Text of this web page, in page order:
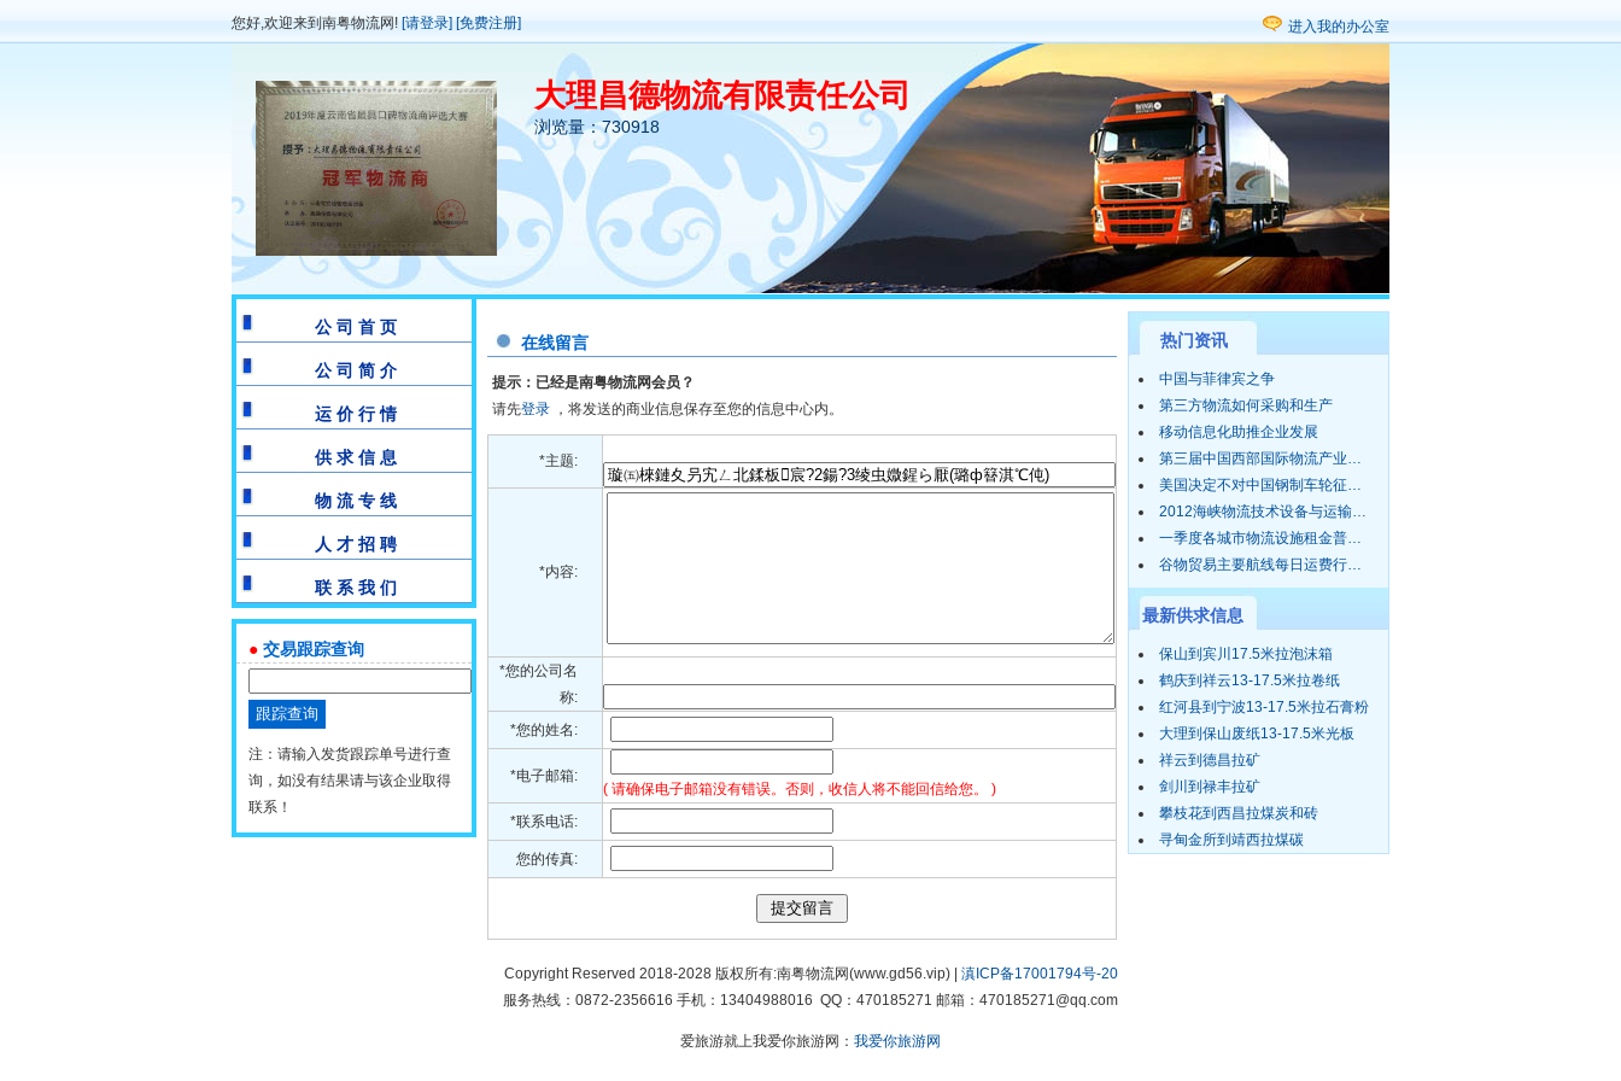
您好,欢迎来到南粤物流网! [请登录] [免费注册] 进入我的办公室
大理昌德物流有限责任公司
浏览量：730918
公 司 首 页
公 司 简 介
运 价 行 情
供 求 信 息
物 流 专 线
人 才 招 聘
联 系 我 们
● 交易跟踪查询
注：请输入发货跟踪单号进行查
询，如没有结果请与该企业取得
联系！
在线留言
提示：已经是南粤物流网会员？
请先登录 ，将发送的商业信息保存至您的信息中心内。
*主题:
*内容:
*您的公司名
称:
*您的姓名:
*电子邮箱:
( 请确保电子邮箱没有错误。否则，收信人将不能回信给您。 )
*联系电话:
您的传真:
热门资讯
中国与菲律宾之争
第三方物流如何采购和生产
移动信息化助推企业发展
第三届中国西部国际物流产业…
美国决定不对中国钢制车轮征…
2012海峡物流技术设备与运输…
一季度各城市物流设施租金普…
谷物贸易主要航线每日运费行…
最新供求信息
保山到宾川17.5米拉泡沫箱
鹤庆到祥云13-17.5米拉卷纸
红河县到宁波13-17.5米拉石膏粉
大理到保山废纸13-17.5米光板
祥云到德昌拉矿
剑川到禄丰拉矿
攀枝花到西昌拉煤炭和砖
寻甸金所到靖西拉煤碳
Copyright Reserved 2018-2028 版权所有:南粤物流网(www.gd56.vip) | 滇ICP备17001794号-20
服务热线：0872-2356616 手机：13404988016 QQ：470185271 邮箱：470185271@qq.com
爱旅游就上我爱你旅游网： 我爱你旅游网